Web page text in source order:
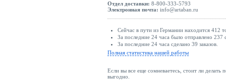
Отдел доставки: 8-800-333-5793
Электронная почта: info@artaban.ru
Сейчас в пути из Германии находится 412
За последние 24 часа было отправлено
За последние 24 часа сделано 39 заказов.
Полная статистика нашей работы
Если вы все еще сомневаетесь, стоит ли делать
выгодно.